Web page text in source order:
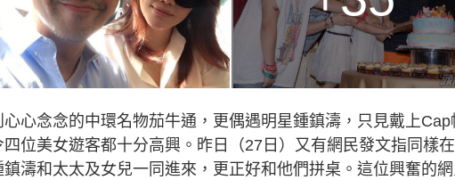
心念念的中環名物茄牛通，更偶遇明星鍾鎮濤，只見戴上Cap
位美女遊客都十分高興。昨日（27日）又有網民發文指同樣
濤和太太及女兒一同進來，更正好和他們拼桌。這位興奮的